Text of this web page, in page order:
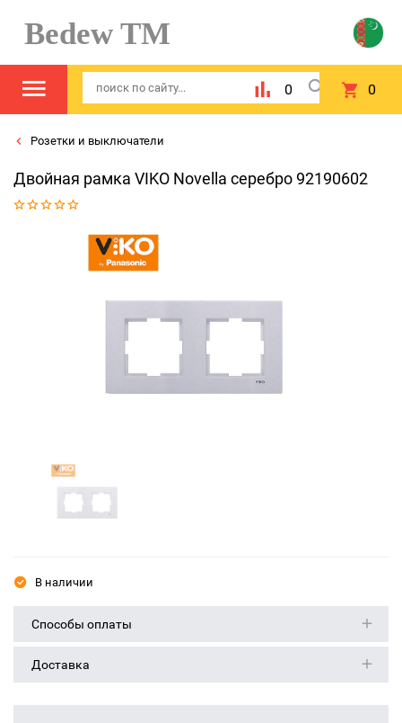
Bedew TM
0 0
Розетки и выключатели
Двойная рамка VIKO Novella серебро 92190602
В наличии
Способы оплаты
Доставка